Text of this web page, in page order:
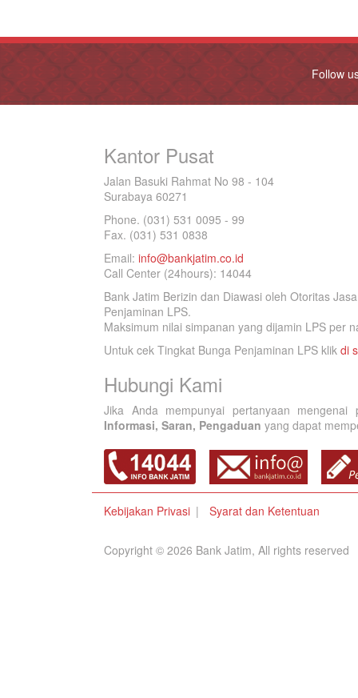
Follow
Kantor Pusat
Jalan Basuki Rahmat No 98 - 104
Surabaya 60271
Phone. (031) 531 0095 - 99
Fax. (031) 531 0838
Email: info@bankjatim.co.id
Call Center (24hours): 14044
Bank Jatim Berizin dan Diawasi oleh Otoritas
Penjaminan LPS.
Maksimum nilai simpanan yang dijamin LPS per
Untuk cek Tingkat Bunga Penjaminan LPS klik di
Hubungi Kami
Jika Anda mempunyai pertanyaan
Informasi, Saran, Pengaduan yang dapat
Kebijakan Privasi Syarat dan Ketentuan
Copyright © 2026 Bank Jatim, All rights reserved